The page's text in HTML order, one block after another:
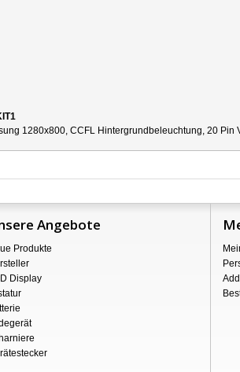
1280x800, CCFL Hintergrundbeleuchtung, 20
Angebote
Produkte
Display